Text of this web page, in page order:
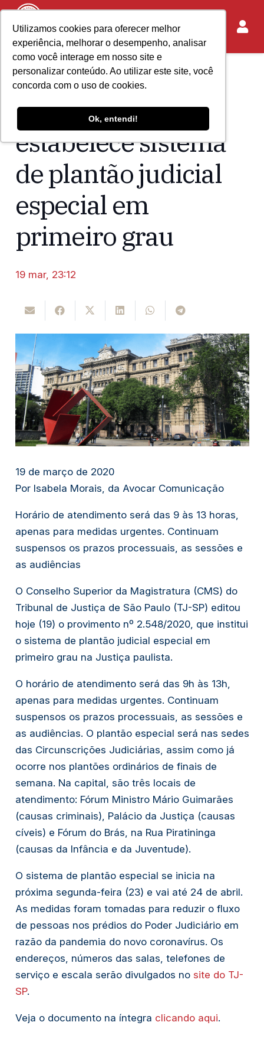
Utilizamos cookies para oferecer melhor
experiência, melhorar o desempenho, analisar
como você interage em nosso site e
personalizar conteúdo. Ao utilizar este site, você
concorda com o uso de cookies.
Ok, entendi!
Home Acontece no IASP
Covid-19: TJ-SP
estabelece sistema
de plantão judicial
especial em
primeiro grau
19 mar, 23:12
19 de março de 2020
Por Isabela Morais, da Avocar Comunicação
Horário de atendimento será das 9 às 13 horas,
apenas para medidas urgentes. Continuam
suspensos os prazos processuais, as sessões e
as audiências
O Conselho Superior da Magistratura (CMS) do
Tribunal de Justiça de São Paulo (TJ-SP) editou
hoje (19) o provimento nº 2.548/2020, que institui
o sistema de plantão judicial especial em
primeiro grau na Justiça paulista.
O horário de atendimento será das 9h às 13h,
apenas para medidas urgentes. Continuam
suspensos os prazos processuais, as sessões e
as audiências. O plantão especial será nas sedes
das Circunscrições Judiciárias, assim como já
ocorre nos plantões ordinários de finais de
semana. Na capital, são três locais de
atendimento: Fórum Ministro Mário Guimarães
(causas criminais), Palácio da Justiça (causas
cíveis) e Fórum do Brás, na Rua Piratininga
(causas da Infância e da Juventude).
O sistema de plantão especial se inicia na
próxima segunda-feira (23) e vai até 24 de abril.
As medidas foram tomadas para reduzir o fluxo
de pessoas nos prédios do Poder Judiciário em
razão da pandemia do novo coronavírus. Os
endereços, números das salas, telefones de
serviço e escala serão divulgados no site do TJ-
SP.
Veja o documento na íntegra clicando aqui.